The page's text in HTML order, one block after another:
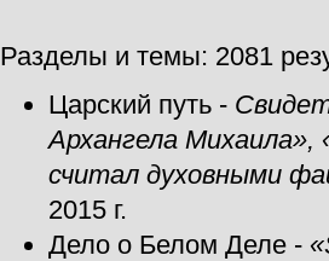
Разделы и темы: 2081
Царский путь -
Архангела Михаила»,
считал духовными
2015 г.
Дело о Белом Деле -